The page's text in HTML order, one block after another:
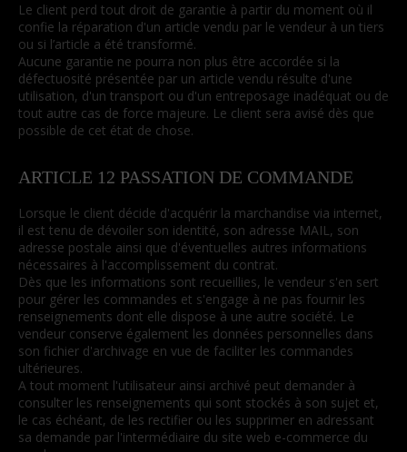
Le client perd tout droit de garantie à partir du moment où il
confie la réparation d'un article vendu par le vendeur à un tiers
ou si l’article a été transformé.
Aucune garantie ne pourra non plus être accordée si la
défectuosité présentée par un article vendu résulte d'une
utilisation, d'un transport ou d'un entreposage inadéquat ou de
tout autre cas de force majeure. Le client sera avisé dès que
possible de cet état de chose.
ARTICLE 12 PASSATION DE COMMANDE
Lorsque le client décide d'acquérir la marchandise via internet,
il est tenu de dévoiler son identité, son adresse MAIL, son
adresse postale ainsi que d'éventuelles autres informations
nécessaires à l'accomplissement du contrat.
Dès que les informations sont recueillies, le vendeur s'en sert
pour gérer les commandes et s'engage à ne pas fournir les
renseignements dont elle dispose à une autre société. Le
vendeur conserve également les données personnelles dans
son fichier d'archivage en vue de faciliter les commandes
ultérieures.
A tout moment l'utilisateur ainsi archivé peut demander à
consulter les renseignements qui sont stockés à son sujet et,
le cas échéant, de les rectifier ou les supprimer en adressant
sa demande par l'intermédiaire du site web e-commerce du